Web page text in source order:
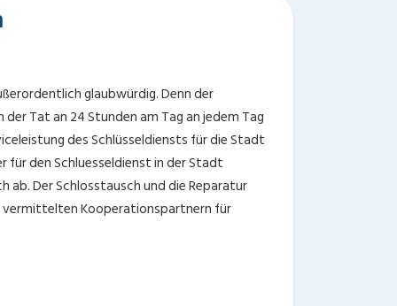
glaubwürdig. Denn der
Tat an 24 Stunden am Tag an jedem Tag
des Schlüsseldiensts für die Stadt
für den Schluesseldienst in der Stadt
ab. Der Schlosstausch und die Reparatur
vermittelten Kooperationspartnern für